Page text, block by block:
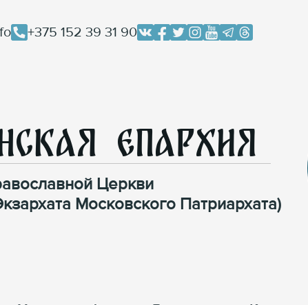
+375 152 39 31 90
Епархия
Церкви
Московского Патриархата)